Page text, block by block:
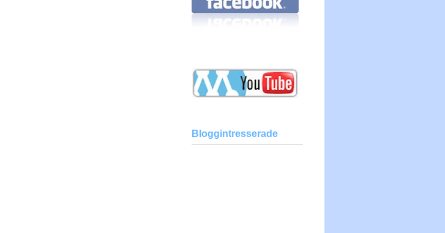
Bloggintresserade